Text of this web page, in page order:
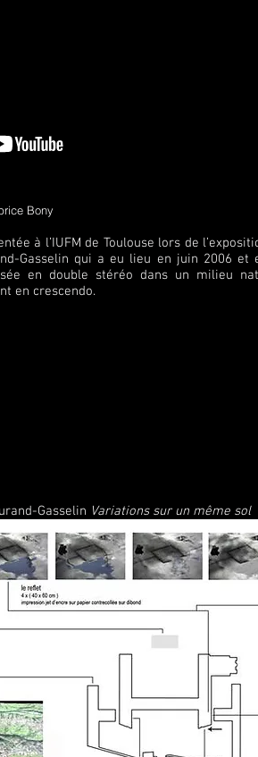
Bony
à l’IUFM de Toulouse lors de
Gasselin qui a eu lieu en juin 2006 et
en double stéréo dans un milieu
en crescendo.
Gasselin Variations sur un même sol